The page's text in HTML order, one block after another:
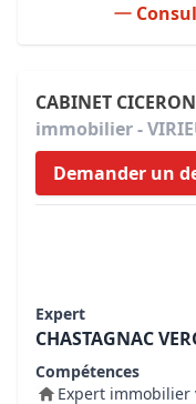
CABINET
immobilier -
Demander un
Expert
CHASTAGNAC
Compétences
Expert immobilier